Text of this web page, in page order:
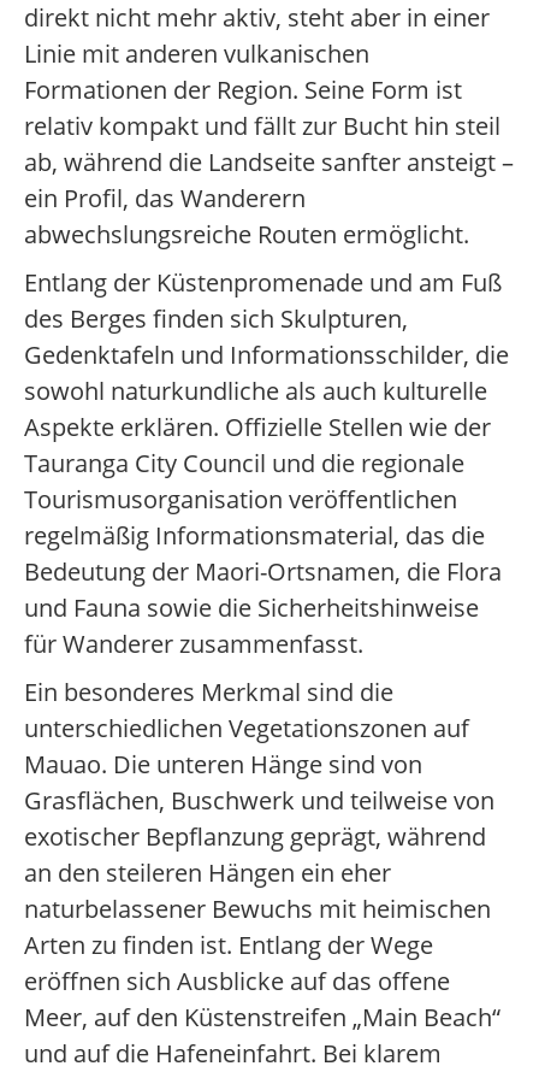
direkt nicht mehr aktiv, steht aber in einer
Linie mit anderen vulkanischen
Formationen der Region. Seine Form ist
relativ kompakt und fällt zur Bucht hin steil
ab, während die Landseite sanfter ansteigt –
ein Profil, das Wanderern
abwechslungsreiche Routen ermöglicht.
Entlang der Küstenpromenade und am Fuß
des Berges finden sich Skulpturen,
Gedenktafeln und Informationsschilder, die
sowohl naturkundliche als auch kulturelle
Aspekte erklären. Offizielle Stellen wie der
Tauranga City Council und die regionale
Tourismusorganisation veröffentlichen
regelmäßig Informationsmaterial, das die
Bedeutung der Maori-Ortsnamen, die Flora
und Fauna sowie die Sicherheitshinweise
für Wanderer zusammenfasst.
Ein besonderes Merkmal sind die
unterschiedlichen Vegetationszonen auf
Mauao. Die unteren Hänge sind von
Grasflächen, Buschwerk und teilweise von
exotischer Bepflanzung geprägt, während
an den steileren Hängen ein eher
naturbelassener Bewuchs mit heimischen
Arten zu finden ist. Entlang der Wege
eröffnen sich Ausblicke auf das offene
Meer, auf den Küstenstreifen „Main Beach“
und auf die Hafeneinfahrt. Bei klarem